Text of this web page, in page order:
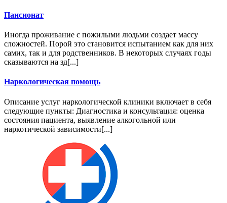
Пансионат
Иногда проживание с пожилыми людьми создает массу
сложностей. Порой это становится испытанием как для них
самих, так и для родственников. В некоторых случаях годы
сказываются на зд[...]
Наркологическая помощь
Описание услуг наркологической клиники включает в себя
следующие пункты: Диагностика и консультация: оценка
состояния пациента, выявление алкогольной или
наркотической зависимости[...]